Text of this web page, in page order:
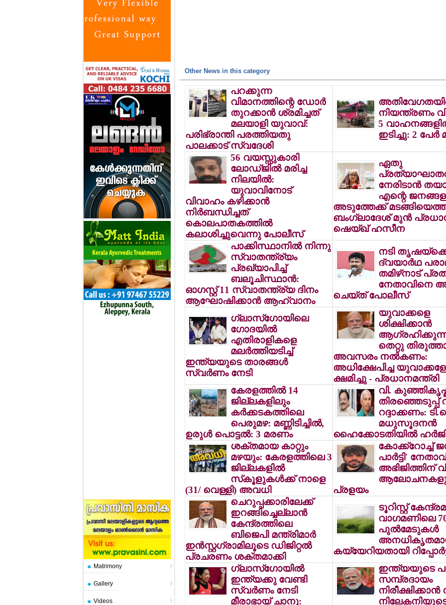
Matrimony
Gallery
Videos
Other News in this category
പറക്കുന്ന
വിമാനത്തിന്റെ ഡോര്‍
തുറക്കാന്‍ ശ്രമിച്ചത്
മലയാളി യുവാവ്:
പരിഭ്രാന്തി പരത്തിയതു
പാലക്കാട് സ്വദേശി
നിയന്ത്രണം
5
ഇടിച്ചു: 2 പേര്‍
56 വയസ്സുകാരി
ലോഡ്ജില്‍ മരിച്ച
നിലയില്‍:
യുവാവിനോട്
വിവാഹം കഴിക്കാന്‍
നിര്‍ബന്ധിച്ചത്
കൊലപാതകത്തില്‍
കലാശിച്ചുവെന്നു പോലീസ്
ഏതു
നേരിടാന്‍
എന്റെ
അടുത്തേക്ക്
ബംഗ്ലാദേശ് മുന്‍
ഷെയ്ഖ് ഹസീന
പാക്കിസ്ഥാനില്‍ നിന്നു
സ്വാതന്ത്ര്യം
പ്രഖ്യാപിച്ച്
ബലൂചിസ്ഥാന്‍:
ഓഗസ്റ്റ് 11 സ്വാതന്ത്ര്യ ദിനം
ആഘോഷിക്കാന്‍ ആഹ്വാനം
നടി
ദ്വയാര്‍ഥ
തമിഴ്‌നാട്
നേതാവിനെ
ചെയ്ത് പോലീസ്
ഗ്ലാസ്‌ഗോയിലെ
ഗോദയില്‍
എതിരാളികളെ
മലര്‍ത്തിയടിച്ച്
ഇന്ത്യയുടെ താരങ്ങള്‍
സ്വര്‍ണം നേടി
യുവാക്കളെ
ശിക്ഷിക്കാന്‍
തെറ്റു
അവസരം നല്‍കണം:
അധിക്ഷേപിച്ച
ക്ഷമിച്ചു - പ്രധാനമന്ത്രി
കേരളത്തില്‍ 14
ജില്ലകളിലും
കര്‍ക്കടകത്തിലെ
പെരുമഴ: മണ്ണിടിച്ചില്‍,
ഉരുള്‍ പൊട്ടല്‍: 3 മരണം
വി.
തിരഞ്ഞെടുപ്പ്
റദ്ദാക്കണം:
മധുസൂദനന്‍
ഹൈക്കോടതിയില്‍
ശക്തമായ കാറ്റും
മഴയും: കേരളത്തിലെ 3
ജില്ലകളില്‍
സ്‌കൂളുകള്‍ക്ക് നാളെ
(31/ വെള്ളി) അവധി
കോക്ക്‌റോച്ച്
പാര്‍ട്ടി' നേതാവ്
അഭിജിത്തിന്
പ്രളയം
ചെറുപ്പക്കാരിലേക്ക്
ഇറങ്ങിച്ചെല്ലാന്‍
കേന്ദ്രത്തിലെ
ബിജെപി മന്ത്രിമാര്‍
ഇന്‍സ്റ്റഗ്രാമിലൂടെ ഡിജിറ്റല്‍
പ്രചരണം ശക്തമാക്കി
ടൂറിസ്റ്റ്
വാഗമണിലെ
പുല്‍മേടുകള്‍
കയ്യേറിയതായി
ഗ്ലാസ്ഗോയില്‍
ഇന്ത്യക്കു വേണ്ടി
സ്വര്‍ണം നേടി
മീരാഭായ് ചാനു:
ഇന്ത്യയുടെ
സമ്പ്രദായം
നിരീക്ഷിക്കാന്‍